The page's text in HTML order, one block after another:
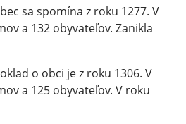
sa spomína z roku 1277. V
a 132 obyvateľov. Zanikla
o obci je z roku 1306. V
a 125 obyvateľov. V roku